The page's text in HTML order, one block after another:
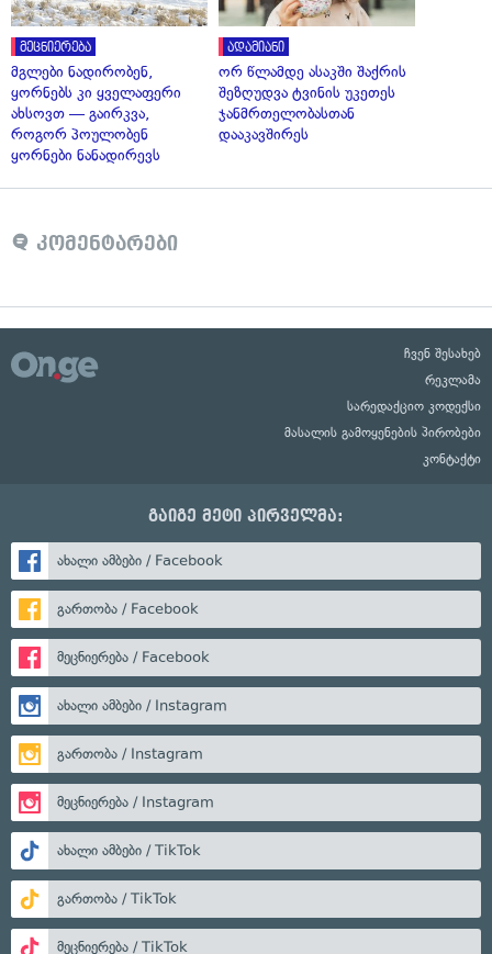
მეცნიერება
მგლები ნადირობენ,
ყორნებს კი ყველაფერი
ახსოვთ — გაირკვა,
როგორ პოულობენ
ყორნები ნანადირევს
ადამიანი
ორ წლამდე ასაკში შაქრის
შეზღუდვა ტვინის უკეთეს
ჯანმრთელობასთან
დააკავშირეს
კომენტარები
ჩვენ შესახებ
რეკლამა
სარედაქციო კოდექსი
მასალის გამოყენების პირობები
კონტაქტი
გაიგე მეტი პირველმა:
ახალი ამბები / Facebook
გართობა / Facebook
მეცნიერება / Facebook
ახალი ამბები / Instagram
გართობა / Instagram
მეცნიერება / Instagram
ახალი ამბები / TikTok
გართობა / TikTok
მეცნიერება / TikTok